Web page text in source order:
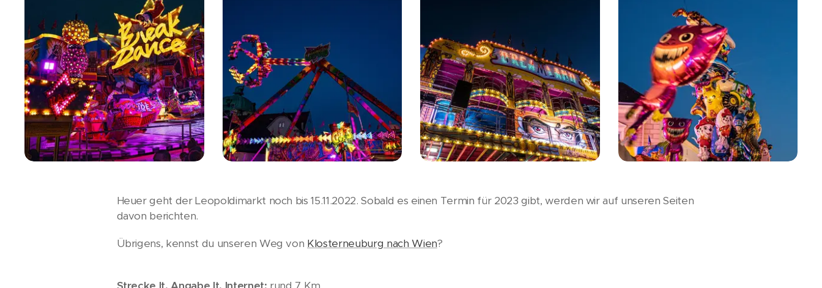
Heuer geht der Leopoldimarkt noch bis 15.11.2022. Sobald es einen Termin für 2023 gibt, werden wir auf unseren Seiten
davon berichten.
Übrigens, kennst du unseren Weg von Klosterneuburg nach Wien?